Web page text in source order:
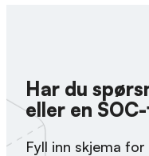
Har du
eller en
Fyll inn skjema